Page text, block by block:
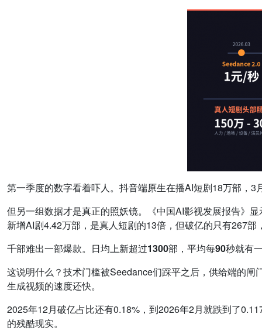
第一季度的数字看着吓人。抖音端原生在播AI短剧18万部，
但另一组数据才是真正的照妖镜。《中国AI影视发展报告》
新增AI剧4.42万部，是真人短剧的13倍，但破亿的只有267部
千部难出一部爆款。日均上新超过1300部，平均每90秒就有
这说明什么？技术门槛被Seedance们踩平之后，供给端的
生成视频的速度还快。
2025年12月破亿占比还有0.18%，到2026年2月就跌到了
的残酷现实。